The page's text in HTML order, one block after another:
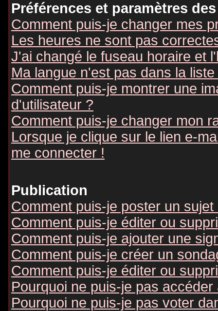
Préférences et paramètres
Comment puis-je changer mes
Les heures ne sont pas
J'ai changé le fuseau horaire et
Ma langue n'est pas dans la liste
Comment puis-je montrer une
d'utilisateur ?
Comment puis-je changer mon
Lorsque je clique sur le lien e-
me connecter !
Publication
Comment puis-je poster un
Comment puis-je éditer ou
Comment puis-je ajouter une
Comment puis-je créer un
Comment puis-je éditer ou
Pourquoi ne puis-je pas accéder
Pourquoi ne puis-je pas voter